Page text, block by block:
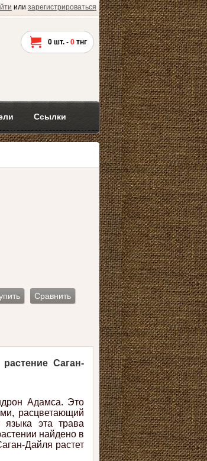
или зарегистрироваться
0 шт. - 0 тнг
Ссылки
Сравнить
Саган-
Адамса. Это
расцветающий
языка эта трава
найдено в
Дайля растет